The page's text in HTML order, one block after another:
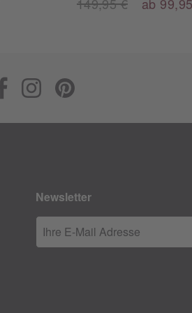
Newsletter
Ihre E-Mail Adresse